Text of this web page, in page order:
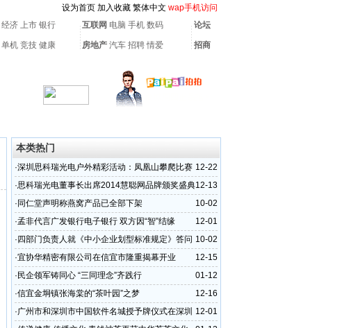
设为首页 加入收藏 繁体中文 wap手机访问
经济 上市 银行 互联网 电脑 手机 数码 论坛
单机 竞技 健康 房地产 汽车 招聘 情爱 招商
本类热门
12-22
·深圳思科瑞光电户外精彩活动：凤凰山攀爬比赛
12-13
·思科瑞光电董事长出席2014慧聪网品牌颁奖盛典
（组图）
10-02
· 同仁堂声明称燕窝产品已全部下架
12-01
·孟非代言广发银行电子银行 双方因“智”结缘
10-02
· 四部门负责人就《中小企业划型标准规定》答问
12-15
·宜协华精密有限公司在信宜市隆重揭幕开业
01-12
· 民企领军铸同心 “三同理念”齐践行
12-16
·信宜金垌镇张海棠的“茶叶园”之梦
12-01
·广州市和深圳市中国软件名城授予牌仪式在深圳